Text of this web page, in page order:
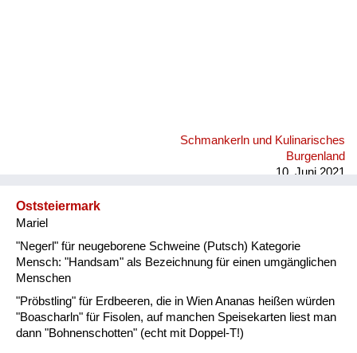
Schmankerln und Kulinarisches
Burgenland
10. Juni 2021
Oststeiermark
Mariel
"Negerl" für neugeborene Schweine (Putsch) Kategorie
Mensch: "Handsam" als Bezeichnung für einen umgänglichen
Menschen
"Pröbstling" für Erdbeeren, die in Wien Ananas heißen würden
"Boascharln" für Fisolen, auf manchen Speisekarten liest man
dann "Bohnenschotten" (echt mit Doppel-T!)